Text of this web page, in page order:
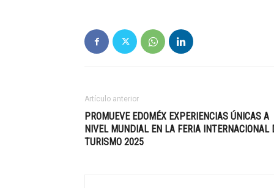
Artículo anterior
PROMUEVE EDOMÉX EXPERIENCIAS ÚNICAS A
NIVEL MUNDIAL EN LA FERIA INTERNACIONAL
TURISMO 2025